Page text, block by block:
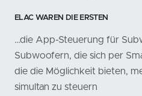
ELAC WAREN DIE ERSTEN
…die App-Steuerung für
Subwoofern, die sich per
die die Möglichkeit bieten,
simultan zu steuern